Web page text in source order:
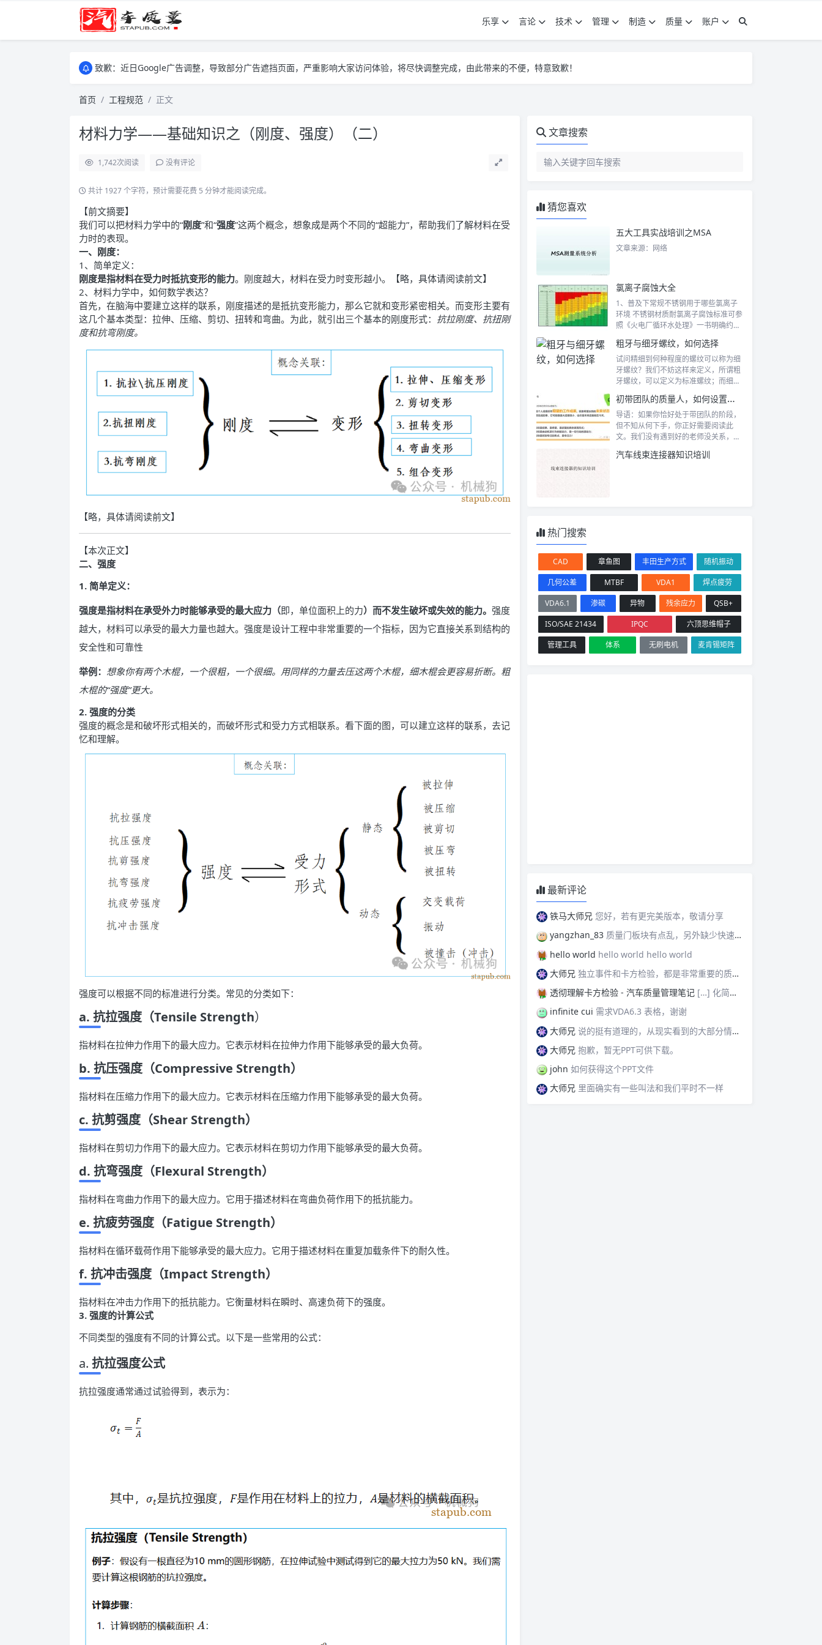
乐享 言论 技术 管理 制造 质量
账户
致歉：近日Google广告调整，导致部分广告遮挡页面，严重影响大家访问体验，将尽快调整完成，由此带来的不便，特意致歉！
致歉：近日Google广告调整，导致部分广告遮挡页面，严重影响大家访问体验，将尽快调整完成，由此带来的不便，特意致歉！
首页 工程规范 正文
材料力学——基础知识之（刚度、强度）（二）
1,742次阅读 没有评论
共计 1927 个字符，预计需要花费 5 分钟才能阅读完成。
【前文摘要】
我们可以把材料力学中的“刚度”和“强度”这两个概念，想象成是两个不同的“超能力”，帮助我们了解材料在受
力时的表现。
一、刚度：
1、简单定义：
刚度是指材料在受力时抵抗变形的能力。刚度越大，材料在受力时变形越小。【略，具体请阅读前文】
2、材料力学中，如何数学表达？
首先，在脑海中要建立这样的联系，刚度描述的是抵抗变形能力，那么它就和变形紧密相关。而变形主要有
这几个基本类型：拉伸、压缩、剪切、扭转和弯曲。为此，就引出三个基本的刚度形式： 抗拉刚度、抗扭刚
度和抗弯刚度。
【略，具体请阅读前文】
【本次正文】
二、强度
1. 简单定义：
强度是指材料在承受外力时能够承受的最大应力（即，单位面积上的力）而不发生破坏或失效的能力。 强度
越大，材料可以承受的最大力量也越大。强度是设计工程中非常重要的一个指标，因为它直接关系到结构的
安全性和可靠性
举例： 想象你有两个木棍，一个很粗，一个很细。用同样的力量去压这两个木棍，细木棍会更容易折断。粗
木棍的“强度”更大。
2. 强度的分类
强度的概念是和破坏形式相关的，而破坏形式和受力方式相联系。看下面的图，可以建立这样的联系，去记
忆和理解。
强度可以根据不同的标准进行分类。常见的分类如下：
a. 抗拉强度（Tensile Strength）
指材料在拉伸力作用下的最大应力。它表示材料在拉伸力作用下能够承受的最大负荷。
b. 抗压强度（Compressive Strength）
指材料在压缩力作用下的最大应力。它表示材料在压缩力作用下能够承受的最大负荷。
c. 抗剪强度（Shear Strength）
指材料在剪切力作用下的最大应力。它表示材料在剪切力作用下能够承受的最大负荷。
d. 抗弯强度（Flexural Strength）
指材料在弯曲力作用下的最大应力。它用于描述材料在弯曲负荷作用下的抵抗能力。
e. 抗疲劳强度（Fatigue Strength）
指材料在循环载荷作用下能够承受的最大应力。它用于描述材料在重复加载条件下的耐久性。
f. 抗冲击强度（Impact Strength）
指材料在冲击力作用下的抵抗能力。它衡量材料在瞬时、高速负荷下的强度。
3. 强度的计算公式
不同类型的强度有不同的计算公式。以下是一些常用的公式：
a. 抗拉强度公式
抗拉强度通常通过试验得到，表示为：
文章搜索
猜您喜欢
五大工具实战培训之MSA
文章来源：网络
氯离子腐蚀大全
1、普及下常规不锈钢用于哪些氯离子
环境 不锈钢材质耐氯离子腐蚀标准可参
照《火电厂循环水处理》一书明确约
粗牙与细牙螺纹，如何选择
试问精细到何种程度的螺纹可以称为细
牙螺纹？我们不妨这样来定义，所谓粗
牙螺纹，可以定义为标准螺纹；而细牙
初带团队的质量人，如何设置目标，管好队伍？
导语：如果你恰好处于带团队的阶段，
但不知从何下手，你正好需要阅读此
文。我们没有遇到好的老师没关系，你
汽车线束连接器知识培训
热门搜索
CAD 章鱼图 丰田生产方式
随机振动
几何公差
MTBF VDA1
焊点疲劳
VDA6.1
渗碳 异物 残余应力
QSB+
ISO/SAE 21434
IPQC
六顶思维帽子
管理工具
体系 无刷电机 麦肯锡矩阵
最新评论
铁马大师兄 您好，若有更完美版本，敬请分享
yangzhan_83 质量门板块有点乱，另外缺少快速反应板块。
hello world hello world hello world
大师兄 独立事件和卡方检验，都是非常重要的质量管理概念，挺难理解的。
透彻理解卡方检验 - 汽车质量管理笔记 […] 化简后的式子是我们在卡方检验中需要用到的式子，所以请大家牢记！对于上述式子有疑惑的读者可以学习基础的概率论，也可以参考我之前写的一篇关于独立的文章（《【直观数学】如何理解两事件间的独立关系》）。如果没有问题的话，我们可以进入到卡方检验原理与步骤的主体介绍部分！ […]
infinite cui 需求VDA6.3 表格，谢谢
大师兄 说的挺有道理的，从现实看到的大部分情况，做技术的人都比较直，对技术的一丝不苟，容易在遇到需要展现管理能力的时候，就会表现出短板来。管理需要授权，更多应该思考团队、部门间，人员发展，对未来的变化做出应对等的能力。
大师兄 抱歉，暂无PPT可供下载。
john 如何获得这个PPT文件
大师兄 里面确实有一些叫法和我们平时不一样